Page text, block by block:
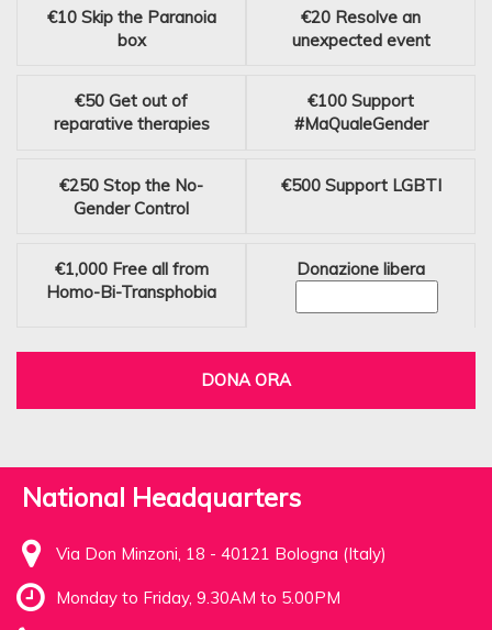
€10 Skip the Paranoia
box
€20 Resolve an
unexpected event
€50 Get out of
reparative therapies
€100 Support
#MaQualeGender
€250 Stop the No-
Gender Control
€500 Support LGBTI
€1,000 Free all from
Homo-Bi-Transphobia
Donazione libera
DONA ORA
National Headquarters
Via Don Minzoni, 18 - 40121 Bologna (Italy)
Monday to Friday, 9.30AM to 5.00PM